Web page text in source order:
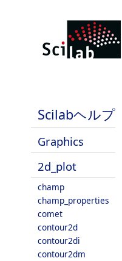
Scilabヘルプ
Graphics
2d_plot
champ
champ_properties
comet
contour2d
contour2di
contour2dm